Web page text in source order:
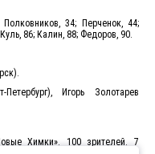
34; Перченок, 44;
86; Калин, 88; Федоров, 90.
Игорь Золотарев
Химки». 100 зрителей. 7